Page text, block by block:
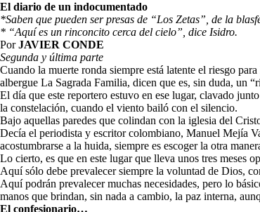
El diario de un indocumentado
*Saben que pueden ser presas de “Los Zetas”, de la
* “Aquí es un rinconcito cerca del cielo”, dice Isidro.
PorJAVIER CONDE
Segunda y última parte
Cuando la muerte ronda siempre está latente el riesgo
albergue La Sagrada Familia, dicen que es, sin duda, un
El día que este reportero estuvo en ese lugar, clavado
la constelación, cuando el viento bailó con el silencio.
Bajo aquellas paredes que colindan con la iglesia del
Decía el periodista y escritor colombiano, Manuel Mejía
acostumbrarse a la huida, siempre es escoger la otra
Lo cierto, es que en este lugar que lleva unos tres meses
Aquí sólo debe prevalecer siempre la voluntad de Dios,
Aquí podrán prevalecer muchas necesidades, pero lo
manos que brindan, sin nada a cambio, la paz interna,
El confesionario…